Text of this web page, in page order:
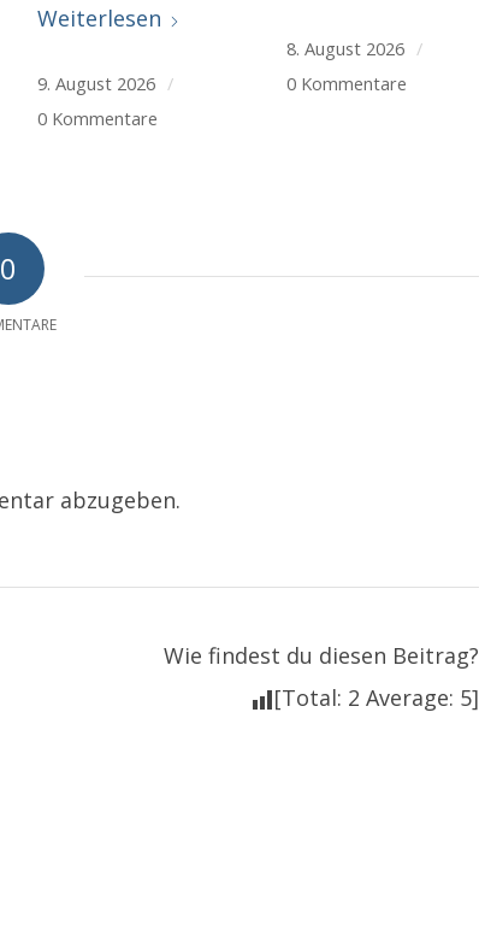
Weiterlesen
9. August 2026 /
0 Kommentare
8. August 2026 /
0 Kommentare
0
abzugeben.
Wie findest du diesen Beitrag?
[Total: 2 Average: 5]